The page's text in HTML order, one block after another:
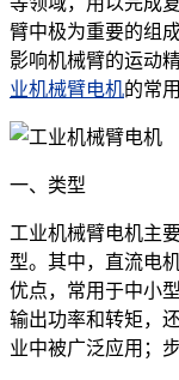
臂中极为重要的组
影响机械臂的运动
业机械臂电机的常
一、类型
工业机械臂电机主
型。其中，直流电
优点，常用于中小
输出功率和转矩，
业中被广泛应用；